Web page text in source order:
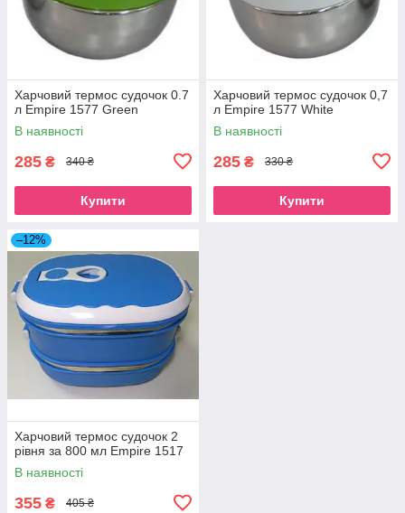
Харчовий термос судочок 0.7
л Empire 1577 Green
В наявності
285 ₴ 340 ₴
Купити
Харчовий термос судочок 0,7
л Empire 1577 White
В наявності
285 ₴ 330 ₴
Купити
–12%
Харчовий термос судочок 2
рівня за 800 мл Empire 1517
В наявності
355 ₴ 405 ₴